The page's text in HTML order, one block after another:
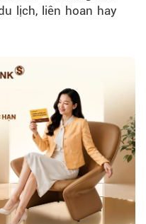
lịch, liên hoan hay